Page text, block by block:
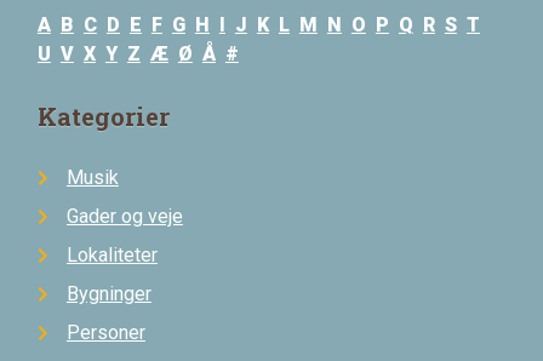
A B C D E F G H I J K L M N O P Q R S T
U V X Y Z Æ Ø Å #
Kategorier
Musik
Gader og veje
Lokaliteter
Bygninger
Personer